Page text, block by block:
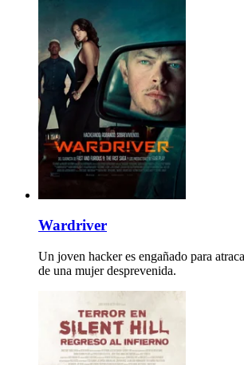
Wardriver
Un joven hacker es engañado para
de una mujer desprevenida.